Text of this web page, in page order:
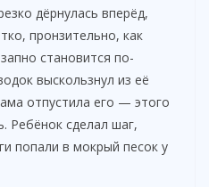
дёрнулась вперёд,
пронзительно, как
становится по-
выскользнул из её
отпустила его — этого
Ребёнок сделал шаг,
попали в мокрый песок у